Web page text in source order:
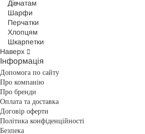
Дівчатам
Шарфи
Перчатки
Хлопцям
Шкарпетки
Наверх
Інформація
Допомога по сайту
Про компанію
Про бренди
Оплата та доставка
Договір оферти
Політика конфіденційності
Безпека